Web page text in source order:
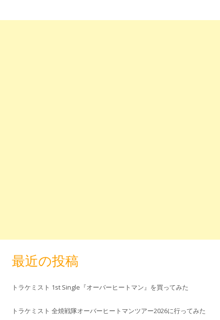
最近の投稿
トラケミスト 1st Single『オーバーヒートマン』を買ってみた
トラケミスト 全焼戦隊オーバーヒートマンツアー2026に行ってみた